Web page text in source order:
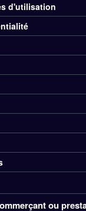
d'utilisation
ou